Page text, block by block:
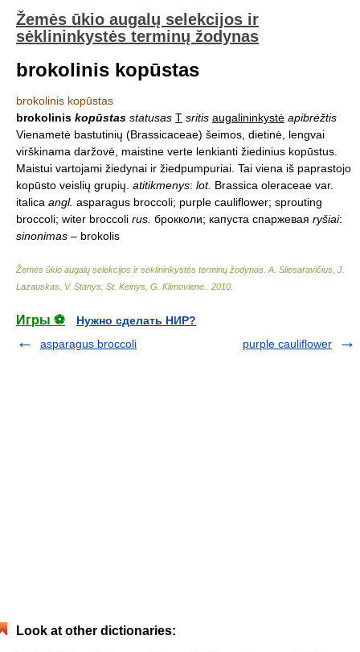
Žemės ūkio augalų selekcijos ir
sėklininkystės terminų žodynas
brokolinis kopūstas
brokolinis kopūstas
brokolinis kopūstas statusas T sritis augalininkystė apibrėžtis
Vienametė bastutinių (Brassicaceae) šeimos, dietinė, lengvai
virškinama daržovė, maistine verte lenkianti žiedinius kopūstus.
Maistui vartojami žiedynai ir žiedpumpuriai. Tai viena iš paprastojo
kopūsto veislių grupių. atitikmenys: lot. Brassica oleraceae var.
italica angl. asparagus broccoli; purple cauliflower; sprouting
broccoli; witer broccoli rus. брокколи; кaпуста спаржевая ryšiai:
sinonimas – brokolis
Žemės ūkio augalų selekcijos ir sėklininkystės terminų žodynas A. Sliesaravičius, J.
Lazauskas, V. Stanys, St. Keinys, G. Klimovienė.
2010
Игры ⚽
Нужно сделать НИР?
asparagus broccoli
purple cauliflower
Look at other dictionaries: